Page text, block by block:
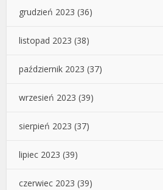
grudzień 2023 (36)
listopad 2023 (38)
październik 2023 (37)
wrzesień 2023 (39)
sierpień 2023 (37)
lipiec 2023 (39)
czerwiec 2023 (39)